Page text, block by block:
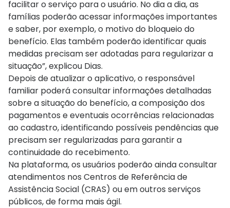
facilitar o serviço para o usuário. No dia a dia, as
famílias poderão acessar informações importantes
e saber, por exemplo, o motivo do bloqueio do
benefício. Elas também poderão identificar quais
medidas precisam ser adotadas para regularizar a
situação”, explicou Dias.
Depois de atualizar o aplicativo, o responsável
familiar poderá consultar informações detalhadas
sobre a situação do benefício, a composição dos
pagamentos e eventuais ocorrências relacionadas
ao cadastro, identificando possíveis pendências que
precisam ser regularizadas para garantir a
continuidade do recebimento.
Na plataforma, os usuários poderão ainda consultar
atendimentos nos Centros de Referência de
Assistência Social (CRAS) ou em outros serviços
públicos, de forma mais ágil.